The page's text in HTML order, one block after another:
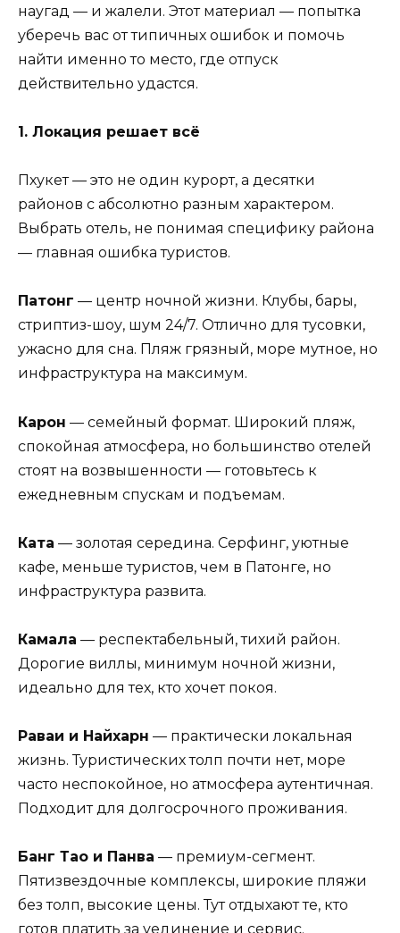
наугад — и жалели. Этот материал — попытка
уберечь вас от типичных ошибок и помочь
найти именно то место, где отпуск
действительно удастся.
1. Локация решает всё
Пхукет — это не один курорт, а десятки
районов с абсолютно разным характером.
Выбрать отель, не понимая специфику района
— главная ошибка туристов.
Патонг — центр ночной жизни. Клубы, бары,
стриптиз-шоу, шум 24/7. Отлично для тусовки,
ужасно для сна. Пляж грязный, море мутное, но
инфраструктура на максимум.
Карон — семейный формат. Широкий пляж,
спокойная атмосфера, но большинство отелей
стоят на возвышенности — готовьтесь к
ежедневным спускам и подъемам.
Ката — золотая середина. Серфинг, уютные
кафе, меньше туристов, чем в Патонге, но
инфраструктура развита.
Камала — респектабельный, тихий район.
Дорогие виллы, минимум ночной жизни,
идеально для тех, кто хочет покоя.
Раваи и Найхарн — практически локальная
жизнь. Туристических толп почти нет, море
часто неспокойное, но атмосфера аутентичная.
Подходит для долгосрочного проживания.
Банг Тао и Панва — премиум-сегмент.
Пятизвездочные комплексы, широкие пляжи
без толп, высокие цены. Тут отдыхают те, кто
готов платить за уединение и сервис.